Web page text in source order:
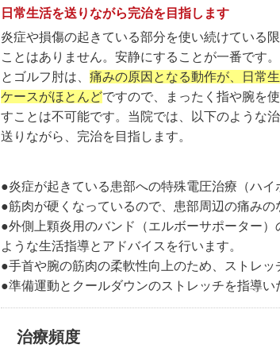
日常生活を送りながら完治を目指します
炎症や損傷の起きている部分を使い続けている
ことはありません。安静にすることが一番です
とゴルフ肘は、 痛みの原因となる動作が、日常
ケースがほとんどですので、まったく指や腕を
すことは不可能です。当院では、以下のような
送りながら、完治を目指します。
●炎症が起きている患部への特殊電圧治療（ハイ
●筋肉が硬くなっているので、患部周辺の痛みの
●外側上顆炎用のバンド（エルボーサポーター
ような生活指導とアドバイスを行います。
●手首や腕の筋肉の柔軟性向上のため、ストレッ
●準備運動とクールダウンのストレッチを指導い
治療頻度